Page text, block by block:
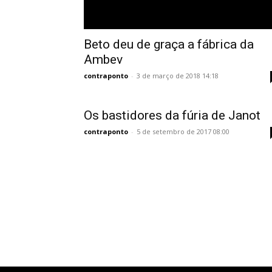
Beto deu de graça a fábrica da
Ambev
contraponto - 3 de março de 2018 14:18
Os bastidores da fúria de Janot
contraponto - 5 de setembro de 2017 08:00